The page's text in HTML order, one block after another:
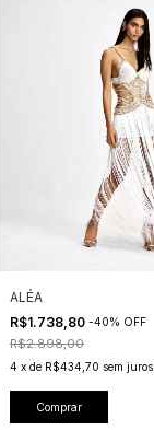
ALÉA
R$1.738,80 -40% OFF
R$2.898,00
4 x de R$434,70 sem juros
Comprar